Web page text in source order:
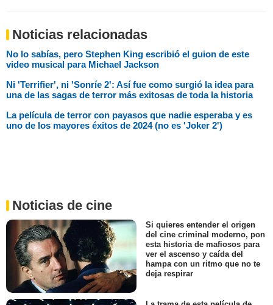
Noticias relacionadas
No lo sabías, pero Stephen King escribió el guion de este
video musical para Michael Jackson
Ni 'Terrifier', ni 'Sonríe 2': Así fue como surgió la idea para
una de las sagas de terror más exitosas de toda la historia
La película de terror con payasos que nadie esperaba y es
uno de los mayores éxitos de 2024 (no es 'Joker 2')
Noticias de cine
Si quieres entender el origen
del cine criminal moderno, pon
esta historia de mafiosos para
ver el ascenso y caída del
hampa con un ritmo que no te
deja respirar